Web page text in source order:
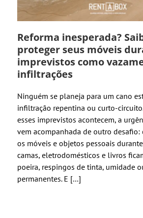
Reforma inesperada?
proteger seus móveis
imprevistos como
infiltrações
Ninguém se planeja para um cano
infiltração repentina ou curto-
esses imprevistos acontecem, a
vem acompanhada de outro desafio:
os móveis e objetos pessoais
camas, eletrodomésticos e livros
poeira, respingos de tinta, umidade
permanentes. E […]